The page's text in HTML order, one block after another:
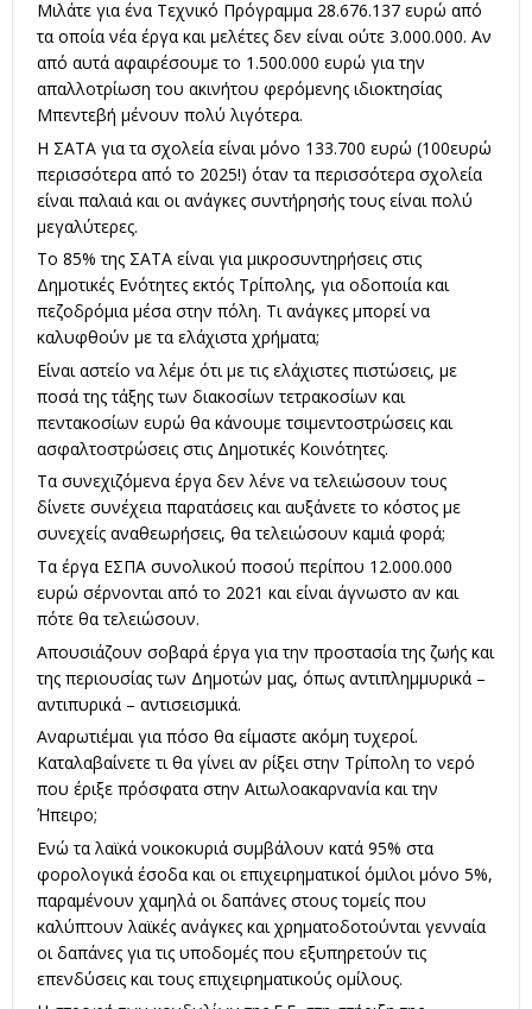
Μιλάτε για ένα Τεχνικό Πρόγραμμα 28.676.137 ευρώ από
τα οποία νέα έργα και μελέτες δεν είναι ούτε 3.000.000. Αν
από αυτά αφαιρέσουμε το 1.500.000 ευρώ για την
απαλλοτρίωση του ακινήτου φερόμενης ιδιοκτησίας
Μπεντεβή μένουν πολύ λιγότερα.
Η ΣΑΤΑ για τα σχολεία είναι μόνο 133.700 ευρώ (100ευρώ
περισσότερα από το 2025!) όταν τα περισσότερα σχολεία
είναι παλαιά και οι ανάγκες συντήρησής τους είναι πολύ
μεγαλύτερες.
Το 85% της ΣΑΤΑ είναι για μικροσυντηρήσεις στις
Δημοτικές Ενότητες εκτός Τρίπολης, για οδοποιία και
πεζοδρόμια μέσα στην πόλη. Τι ανάγκες μπορεί να
καλυφθούν με τα ελάχιστα χρήματα;
Είναι αστείο να λέμε ότι με τις ελάχιστες πιστώσεις, με
ποσά της τάξης των διακοσίων τετρακοσίων και
πεντακοσίων ευρώ θα κάνουμε τσιμεντοστρώσεις και
ασφαλτοστρώσεις στις Δημοτικές Κοινότητες.
Τα συνεχιζόμενα έργα δεν λένε να τελειώσουν τους
δίνετε συνέχεια παρατάσεις και αυξάνετε το κόστος με
συνεχείς αναθεωρήσεις, θα τελειώσουν καμιά φορά;
Τα έργα ΕΣΠΑ συνολικού ποσού περίπου 12.000.000
ευρώ σέρνονται από το 2021 και είναι άγνωστο αν και
πότε θα τελειώσουν.
Απουσιάζουν σοβαρά έργα για την προστασία της ζωής και
της περιουσίας των Δημοτών μας, όπως αντιπλημμυρικά –
αντιπυρικά – αντισεισμικά.
Αναρωτιέμαι για πόσο θα είμαστε ακόμη τυχεροί.
Καταλαβαίνετε τι θα γίνει αν ρίξει στην Τρίπολη το νερό
που έριξε πρόσφατα στην Αιτωλοακαρνανία και την
Ήπειρο;
Ενώ τα λαϊκά νοικοκυριά συμβάλουν κατά 95% στα
φορολογικά έσοδα και οι επιχειρηματικοί όμιλοι μόνο 5%,
παραμένουν χαμηλά οι δαπάνες στους τομείς που
καλύπτουν λαϊκές ανάγκες και χρηματοδοτούνται γενναία
οι δαπάνες για τις υποδομές που εξυπηρετούν τις
επενδύσεις και τους επιχειρηματικούς ομίλους.